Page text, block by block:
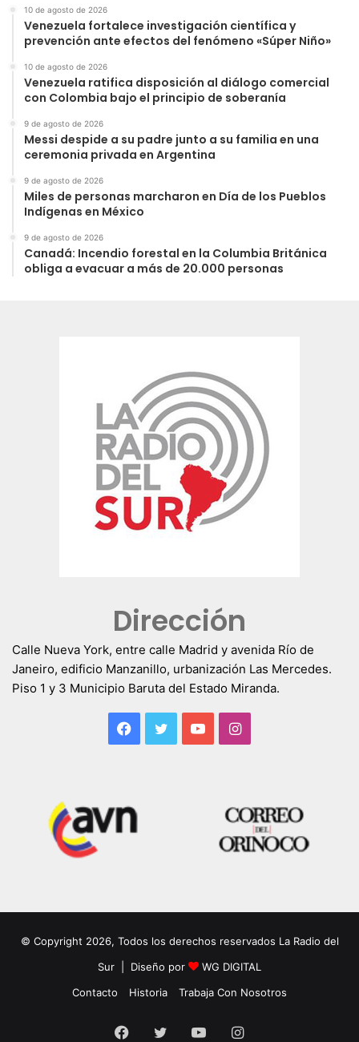
10 de agosto de 2026
Venezuela fortalece investigación científica y
prevención ante efectos del fenómeno «Súper Niño»
10 de agosto de 2026
Venezuela ratifica disposición al diálogo comercial
con Colombia bajo el principio de soberanía
9 de agosto de 2026
Messi despide a su padre junto a su familia en una
ceremonia privada en Argentina
9 de agosto de 2026
Miles de personas marcharon en Día de los Pueblos
Indígenas en México
9 de agosto de 2026
Canadá: Incendio forestal en la Columbia Británica
obliga a evacuar a más de 20.000 personas
Dirección
Calle Nueva York, entre calle Madrid y avenida Río de
Janeiro, edificio Manzanillo, urbanización Las Mercedes.
Piso 1 y 3 Municipio Baruta del Estado Miranda.
Facebook
TwitterYouTubeInstagram
© Copyright 2026, Todos los derechos reservados La Radio del
Sur | Diseño por
WG DIGITAL
Contacto
Historia Trabaja Con Nosotros
Facebook
TwitterYouTubeInstagram